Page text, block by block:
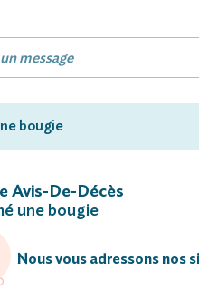
bougie
Avis-De-Décès
une bougie
Nous vous adressons nos